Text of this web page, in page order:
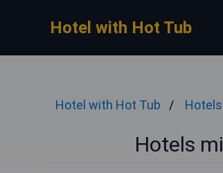
Hotel with Hot Tub
Hotel with Hot Tub
Hotels